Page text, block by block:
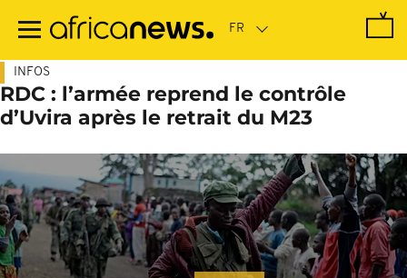
contenu
INFOS
RDC : l’armée reprend le contrôle
d’Uvira après le retrait du M23